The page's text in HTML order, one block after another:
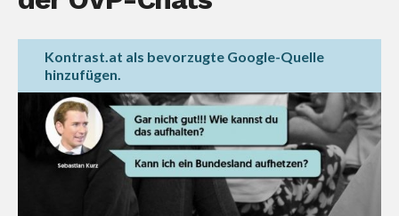
Kontrast.at als bevorzugte Google-Quelle
hinzufügen.